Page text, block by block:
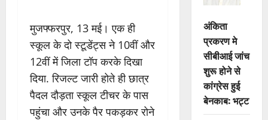
मुजफ्फरपुर, 13 मई। एक ही
स्कूल के दो स्टूडेंट्स ने 10वीं और
12वीं में जिला टॉप करके दिखा
दिया. रिजल्ट जारी होते ही छात्र
पैदल दौड़ता स्कूल टीचर के पास
पहुंचा और उनके पैर पकड़कर रोने
अंकिता
प्रकरण मे
सीबीआई जांच
शुरू होने से
कांग्रेस हुई
बेनकाब: भट्ट